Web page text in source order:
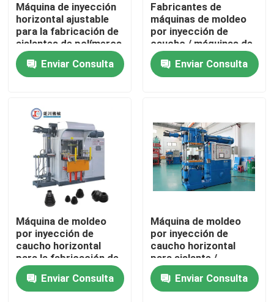
Productos
Videos
Visita a la fábrica
Control de Calidad
Contacto
noticias
Máquina de inyección
horizontal ajustable
para la fabricación de
aislantes de polímeros
compuestos
Enviar Consulta
Fabricantes de
máquinas de moldeo
por inyección de
caucho / máquinas de
fabricación de piezas
de caucho para
automóviles
Enviar Consulta
Máquina de moldeo
por inyección de
caucho horizontal
para la fabricación de
piezas de automóviles
Enviar Consulta
Máquina de moldeo
por inyección de
caucho horizontal
para aislante /
máquina de
fabricación de
aislante de alto voltaje
Enviar Consulta